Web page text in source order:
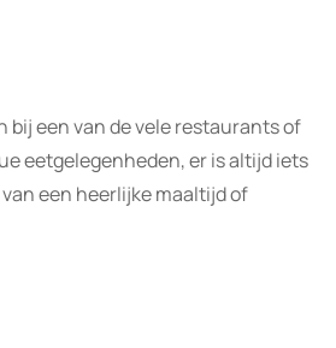
bij een van de vele restaurants of
eetgelegenheden, er is altijd iets
een heerlijke maaltijd of